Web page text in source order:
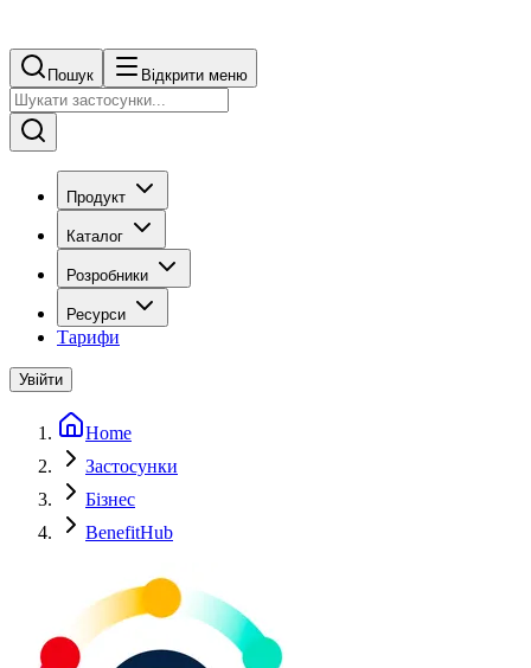
Пошук Відкрити меню
Продукт
Каталог
Розробники
Ресурси
Тарифи
Увійти
Home
Застосунки
Бізнес
BenefitHub